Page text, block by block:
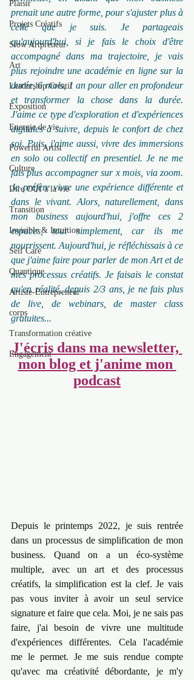
Plaisir
Projets Créatifs
Slow Artpreneur
Art
Leadership Créatif
Exposition
Energie de vie
Powerful Artist
Culture
Dire OUI à la vie
Transition
Invisible & Intuition
Self Care
Quantique
Artiste-Entrepreneur
corps
Transformation créative
Engagement
prenait une autre forme, pour s'ajuster plus à
celle que je suis. Je partageais
qu'aujourd'hui, si je fais le choix d'être
accompagné dans ma trajectoire, je vais
plus rejoindre une académie en ligne sur la
durée, 6 mois, 1 an pour aller en profondeur
et transformer la chose dans la durée.
J'aime ce type d'exploration et d'expériences
digitales à suivre, depuis le confort de chez
soi. Puis, j'aime aussi, vivre des immersions
en solo ou collectif en presentiel. Je ne me
fais plus accompagner sur x mois, via zoom.
Je préfère vivre une expérience différente et
dans le vivant. Alors, naturellement, dans
mon business aujourd'hui, j'offre ces 2
espaces, tout simplement, car ils me
nourrissent. Aujourd'hui, je réfléchissais à ce
que j'aime faire pour parler de mon Art et de
mes processus créatifs. Je faisais le constat
qu'en réalité, depuis 2/3 ans, je ne fais plus
de live, de webinars, de master class
gratuites...
J'écris dans ma newsletter,
mon blog et j'anime mon
podcast
Depuis le printemps 2022, je suis rentrée
dans un processus de simplification de mon
business. Quand on a un éco-système
multiple, avec un art et des processus
créatifs, la simplification est la clef. Je vais
pas vous inviter à avoir un seul service
signature et faire que cela. Moi, je ne sais pas
faire, j'ai besoin de vivre une multitude
d'expériences différentes. Cela l'académie
me le permet. Je me suis rendue compte
qu'avec ma créativité débordante, je m'y